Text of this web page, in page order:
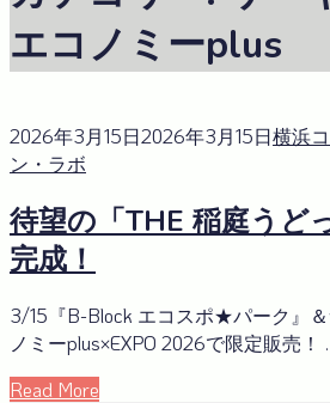
エコノミーplus
2026年3月15日2026年3月15日横浜
ン・ラボ
待望の「THE 稲庭うど
完成！
3/15『B-Block エコスポ★パーク』
ノミーplus×EXPO 2026で限定販売！
Read More